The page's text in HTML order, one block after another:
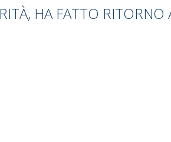
HA FATTO RITORNO